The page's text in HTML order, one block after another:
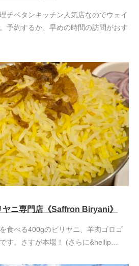
チベタンキッチン人気店なのでウェイ
予約するか、早めの時間の訪問がおす
ヤニ専門店《Saffron Biryani》
食べる400gのビリヤニ、羊肉ゴロゴ
す。さすが本場！ (さらに&hellip…